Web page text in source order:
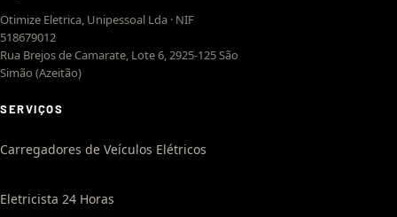
Otimize Eletrica, Unipessoal Lda · NIF
518679012
Rua Brejos de Camarate, Lote 6, 2925-125 São
Simão (Azeitão)
SERVIÇOS
Carregadores de Veículos Elétricos
Eletricista 24 Horas